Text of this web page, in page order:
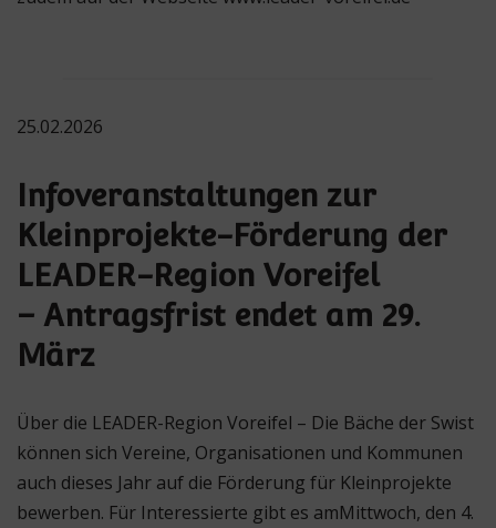
25.02.2026
Infoveranstaltungen zur
Kleinprojekte-Förderung der
LEADER-Region Voreifel
– Antragsfrist endet am 29.
März
Über die LEADER-Region Voreifel – Die Bäche der Swist
können sich Vereine, Organisationen und Kommunen
auch dieses Jahr auf die Förderung für Kleinprojekte
bewerben. Für Interessierte gibt es amMittwoch, den 4.